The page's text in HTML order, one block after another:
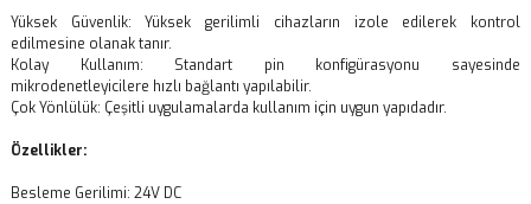
Yüksek Güvenlik: Yüksek gerilimli cihazların izole edilerek kontrol
edilmesine olanak tanır.
Kolay Kullanım: Standart pin konfigürasyonu sayesinde
mikrodenetleyicilere hızlı bağlantı yapılabilir.
Çok Yönlülük: Çeşitli uygulamalarda kullanım için uygun yapıdadır.
Özellikler:
Besleme Gerilimi: 24V DC